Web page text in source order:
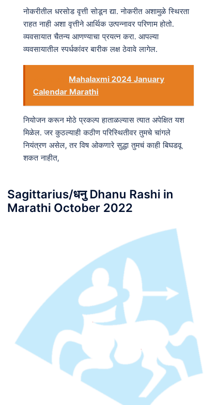
नोकरीतील धरसोड वृत्ती सोडून द्या. नोकरीत अशामुळे स्थिरता
राहत नाही अशा वृत्तीने आर्थिक उत्पन्नावर परिणाम होतो.
व्यवसायात चैतन्य आणण्याचा प्रयत्न करा. आपल्या
व्यवसायातील स्पर्धकांवर बारीक लक्ष ठेवावे लागेल.
Mahalaxmi 2024 January
Calendar Marathi
नियोजन करून मोठे प्रकल्प हाताळल्यास त्यात अपेक्षित यश
मिळेल. जर कुठल्याही कठीण परिस्थितीवर तुमचे चांगले
नियंत्रण असेल, तर विष ओकणारे सुद्धा तुमचं काही बिघडवू
शकत नाहीत,
Sagittarius/धनु Dhanu Rashi in
Marathi October 2022